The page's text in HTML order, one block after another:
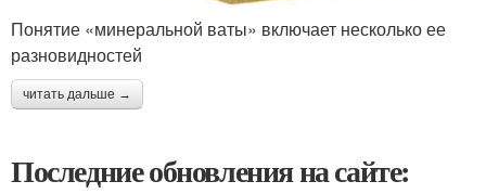
Понятие «минеральной ваты» включает несколько ее
разновидностей
читать дальше →
Последние обновления на сайте: